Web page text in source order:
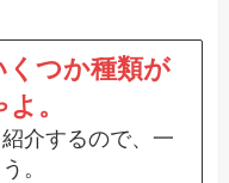
くつか種類が
。
介するので、一
。